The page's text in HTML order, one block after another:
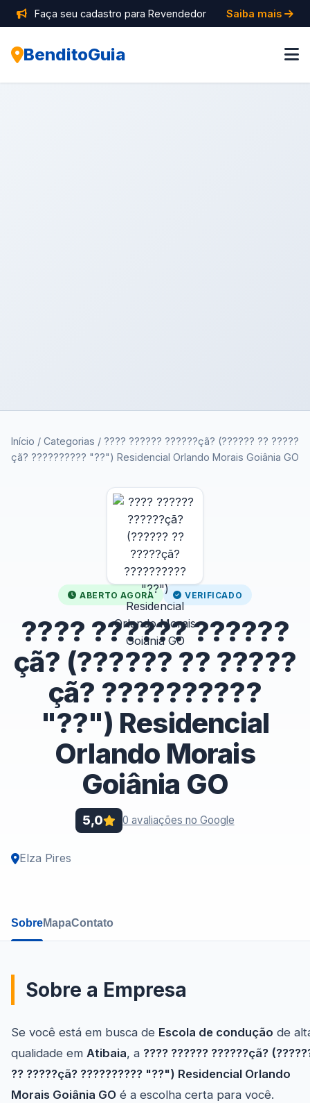
Faça seu cadastro para Revendedor Saiba mais
BenditoGuia
Início / Categorias / ???? ?????? ??????çã? (?????? ?? ?????
çã? ?????????? "??") Residencial Orlando Morais Goiânia GO
ABERTO AGORA VERIFICADO
???? ?????? ??????
çã? (?????? ?? ?????
çã? ??????????
"??") Residencial
Orlando Morais
Goiânia GO
5,0 0 avaliações no Google
Elza Pires
SobreMapaContato
Sobre a Empresa
Se você está em busca de Escola de condução de
qualidade em Atibaia, a ???? ?????? ??????çã?
?? ?????çã? ?????????? "??") Residencial Orlando
Morais Goiânia GO é a escolha certa para você.